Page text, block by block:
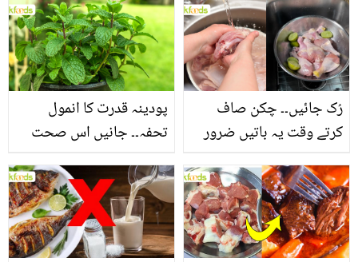
منرلز اور اینٹی آکسیڈنٹس
سے بھرپور اس سبزی کے
فائدے
بنانے کے چند قدرتی طریقے
پودینہ قدرت کا انمول
تحفہ۔۔ جانیں اس صحت
انگیز طبی فوائد
رُک جائیں۔۔ چکن صاف
کرتے وقت یہ باتیں ضرور